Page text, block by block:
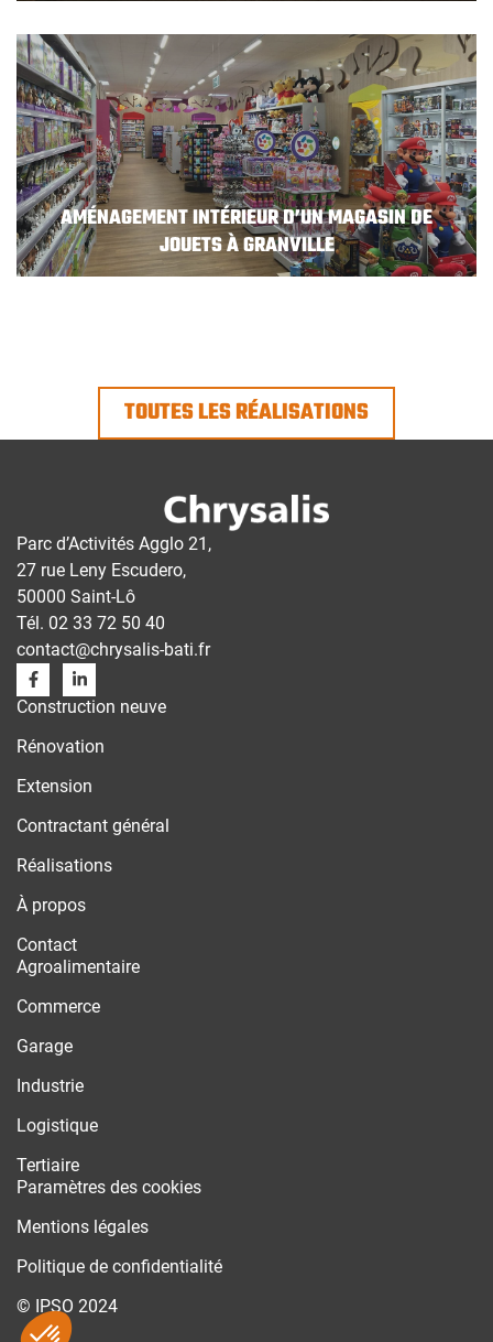
AMÉNAGEMENT INTÉRIEUR D’UN MAGASIN DE
JOUETS À GRANVILLE
TOUTES LES RÉALISATIONS
Parc d’Activités Agglo 21,
27 rue Leny Escudero,
50000 Saint-Lô
Tél. 02 33 72 50 40
contact@chrysalis-bati.fr
Construction neuve
Rénovation
Extension
Contractant général
Réalisations
À propos
Contact
Agroalimentaire
Commerce
Garage
Industrie
Logistique
Tertiaire
Paramètres des cookies
Mentions légales
Politique de confidentialité
© IPSO 2024